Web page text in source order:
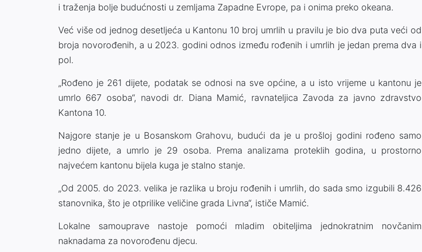
i traženja bolje budućnosti u zemljama Zapadne Evrope, pa i onima preko okeana.
Već više od jednog desetljeća u Kantonu 10 broj umrlih u pravilu je bio dva puta veći od
broja novorođenih, a u 2023. godini odnos između rođenih i umrlih je jedan prema dva i
pol.
„Rođeno je 261 dijete, podatak se odnosi na sve općine, a u isto vrijeme u kantonu je
umrlo 667 osoba“, navodi dr. Diana Mamić, ravnateljica Zavoda za javno zdravstvo
Kantona 10.
Najgore stanje je u Bosanskom Grahovu, budući da je u prošloj godini rođeno samo
jedno dijete, a umrlo je 29 osoba. Prema analizama proteklih godina, u prostorno
najvećem kantonu bijela kuga je stalno stanje.
„Od 2005. do 2023. velika je razlika u broju rođenih i umrlih, do sada smo izgubili 8.426
stanovnika, što je otprilike veličine grada Livna“, ističe Mamić.
Lokalne samouprave nastoje pomoći mladim obiteljima jednokratnim novčanim
naknadama za novorođenu djecu.